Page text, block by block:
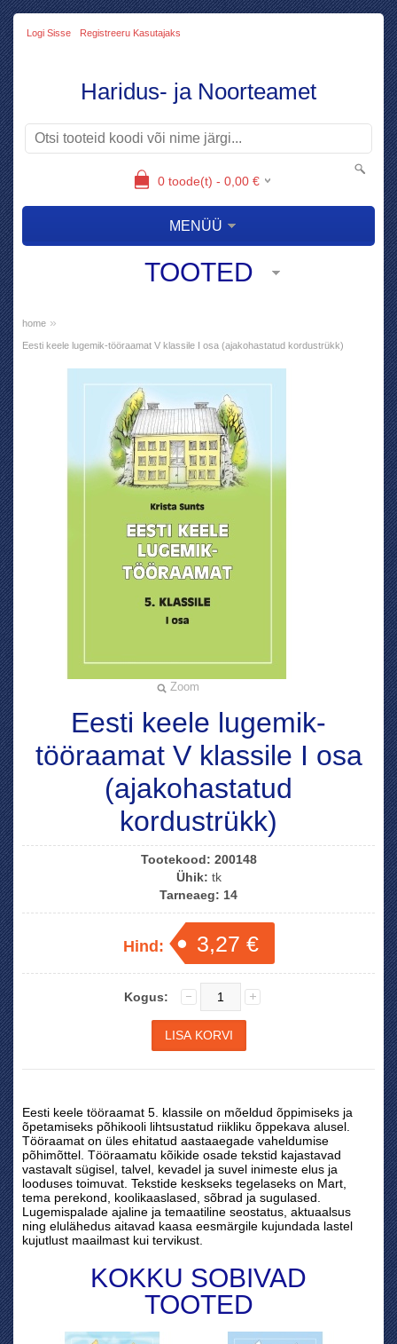
Logi Sisse Registreeru Kasutajaks
Haridus- ja Noorteamet
0toode(t) - 0,00€
MENÜÜ
TOOTED
home »
Eesti keele lugemik-tööraamat V klassile I osa (ajakohastatud kordustrükk)
Zoom
Eesti keele lugemik-
tööraamat V klassile I osa
(ajakohastatud
kordustrükk)
Tootekood: 200148
Ühik: tk
Tarneaeg: 14
Hind: 3,27 €
Kogus:
Eesti keele tööraamat 5. klassile on mõeldud õppimiseks ja
õpetamiseks põhikooli lihtsustatud riikliku õppekava alusel.
Tööraamat on üles ehitatud aastaaegade vaheldumise
põhimõttel. Tööraamatu kõikide osade tekstid kajastavad
vastavalt sügisel, talvel, kevadel ja suvel inimeste elus ja
looduses toimuvat. Tekstide keskseks tegelaseks on Mart,
tema perekond, koolikaaslased, sõbrad ja sugulased.
Lugemispalade ajaline ja temaatiline seostatus, aktuaalsus
ning elulähedus aitavad kaasa eesmärgile kujundada lastel
kujutlust maailmast kui tervikust.
KOKKU SOBIVAD
TOOTED